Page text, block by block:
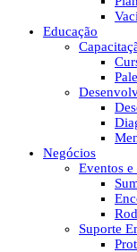
Educação
Negócios
Eventos
Suporte